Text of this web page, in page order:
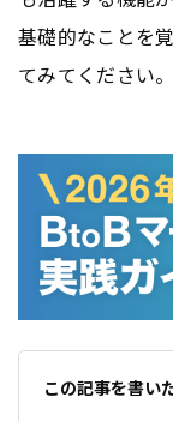
基礎的なことを
てみてください。
この記事を書い